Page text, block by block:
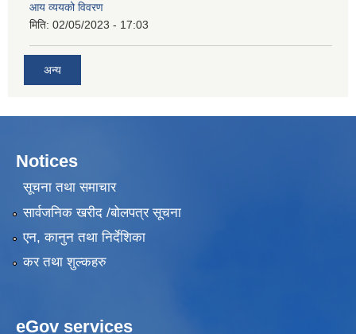
आय व्ययको विवरण
मिति: 02/05/2023 - 17:03
अन्य
Notices
सूचना तथा समाचार
सार्वजनिक खरीद /बोलपत्र सूचना
एन, कानुन तथा निर्देशिका
कर तथा शुल्कहरु
eGov services